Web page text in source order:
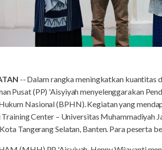
-- Dalam rangka meningkatkan kuantitas
Pusat (PP) 'Aisyiyah menyelenggarakan
Nasional (BPHN). Kegiatan yang
Center – Universitas Muhammadiyah
Tangerang Selatan, Banten. Para peserta